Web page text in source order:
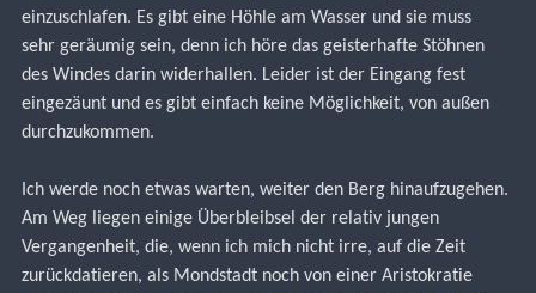
einzuschlafen. Es gibt eine Höhle am Wasser und sie muss
sehr geräumig sein, denn ich höre das geisterhafte Stöhnen
des Windes darin widerhallen. Leider ist der Eingang fest
eingezäunt und es gibt einfach keine Möglichkeit, von außen
durchzukommen.
Ich werde noch etwas warten, weiter den Berg hinaufzugehen.
Am Weg liegen einige Überbleibsel der relativ jungen
Vergangenheit, die, wenn ich mich nicht irre, auf die Zeit
zurückdatieren, als Mondstadt noch von einer Aristokratie